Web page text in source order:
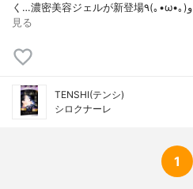
見る
TENSHI(テンシ)
シロクナーレ
1